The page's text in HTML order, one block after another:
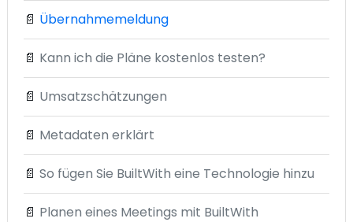
📄 Übernahmemeldung
📄 Kann ich die Pläne kostenlos testen?
📄 Umsatzschätzungen
📄 Metadaten erklärt
📄 So fügen Sie BuiltWith eine Technologie hinzu
📄 Planen eines Meetings mit BuiltWith